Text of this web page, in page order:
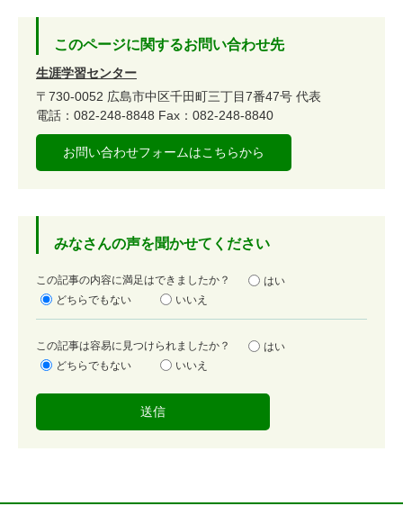
このページに関するお問い合わせ先
生涯学習センター
〒730-0052 広島市中区千田町三丁目7番47号 代表
電話：082-248-8848 Fax：082-248-8840
お問い合わせフォームはこちらから
みなさんの声を聞かせてください
満
足
この記事の内容に満足はできましたか？
はい
どちらでもない
いいえ
容
易
この記事は容易に見つけられましたか？
はい
どちらでもない
いいえ